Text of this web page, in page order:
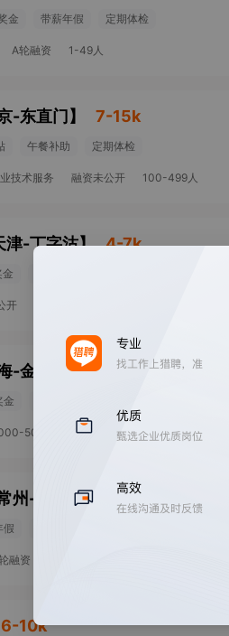
金 带薪年假 定期体检
A轮融资 1-49人
-东直门 】 7-15k
午餐补助 定期体检
技术服务 融资未公开 100-499人
津-丁字沽】 4-7k
开
-金鼎 】 15-25k·13薪
金
5000人
州-青龙 】 10-15k
假
融资
6-10k